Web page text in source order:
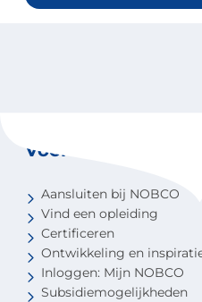
Voor coaches
Aansluiten bij NOBCO
Vind een opleiding
Certificeren
Ontwikkeling en
Inloggen: Mijn NOBCO
Subsidiemogelijkheden